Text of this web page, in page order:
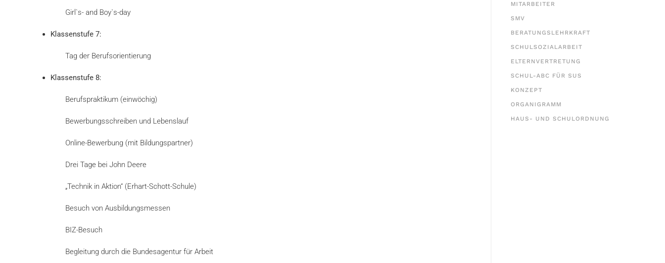
Girl`s- and Boy`s-day
Klassenstufe 7:
Tag der Berufsorientierung
Klassenstufe 8:
Berufspraktikum (einwöchig)
Bewerbungsschreiben und Lebenslauf
Online-Bewerbung (mit Bildungspartner)
Drei Tage bei John Deere
„Technik in Aktion“ (Erhart-Schott-Schule)
Besuch von Ausbildungsmessen
BIZ-Besuch
Begleitung durch die Bundesagentur für Arbeit
MITARBEITER
SMV
BERATUNGSLEHRKRAFT
SCHULSOZIALARBEIT
ELTERNVERTRETUNG
SCHUL-ABC FÜR SUS
KONZEPT
ORGANIGRAMM
HAUS- UND SCHULORDNUNG